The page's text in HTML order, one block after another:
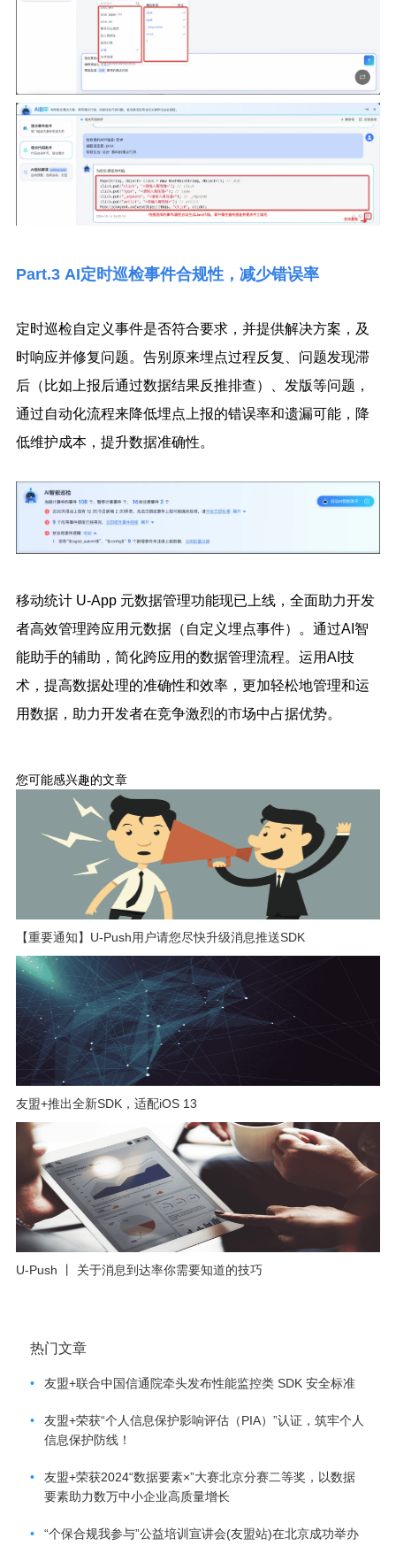
Part.3 AI定时巡检事件合规性，减少错误率
定时巡检自定义事件是否符合要求，并提供解决方案，及
时响应并修复问题。告别原来埋点过程反复、问题发现滞
后（比如上报后通过数据结果反推排查）、发版等问题，
通过自动化流程来降低埋点上报的错误率和遗漏可能，降
低维护成本，提升数据准确性。
移动统计 U-App 元数据管理功能现已上线，全面助力开发
者高效管理跨应用元数据（自定义埋点事件）。通过AI智
能助手的辅助，简化跨应用的数据管理流程。运用AI技
术，提高数据处理的准确性和效率，更加轻松地管理和运
用数据，助力开发者在竞争激烈的市场中占据优势。
您可能感兴趣的文章
【重要通知】U-Push用户请您尽快升级消息推送SDK
友盟+推出全新SDK，适配iOS 13
U-Push 丨 关于消息到达率你需要知道的技巧
热门文章
• 友盟+联合中国信通院牵头发布性能监控类 SDK 安全标准
•
友盟+荣获“个人信息保护影响评估（PIA）”认证，筑牢个人
信息保护防线！
•
友盟+荣获2024“数据要素×”大赛北京分赛二等奖，以数据
要素助力数万中小企业高质量增长
• “个保合规我参与”公益培训宣讲会(友盟站)在北京成功举办